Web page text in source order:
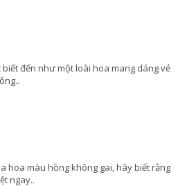
đến như một loài hoa mang dáng vẻ
hoa màu hồng không gai, hãy biết rằng
ngay..